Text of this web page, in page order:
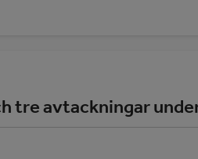
tre avtackningar